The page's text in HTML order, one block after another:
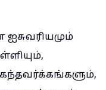
ஐசுவரியமும்